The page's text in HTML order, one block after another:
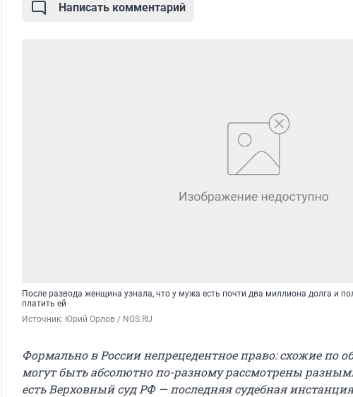
Написать комментарий
После развода женщина узнала, что у мужа есть почти два миллиона долга и
платить ей
Источник: Юрий Орлов / NGS.RU
Формально в России непрецедентное право: схожие по
могут быть абсолютно по-разному рассмотрены
есть Верховный суд РФ — последняя судебная